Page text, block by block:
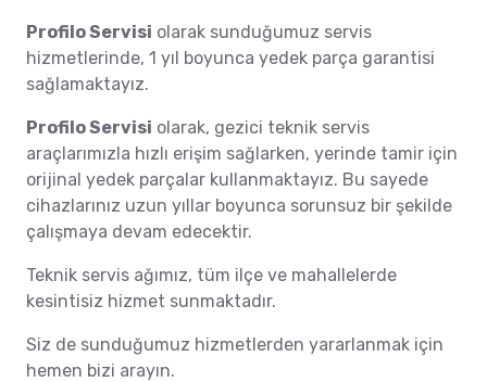
Profilo Servisi olarak sunduğumuz servis
hizmetlerinde, 1 yıl boyunca yedek parça garantisi
sağlamaktayız.
Profilo Servisi olarak, gezici teknik servis
araçlarımızla hızlı erişim sağlarken, yerinde tamir için
orijinal yedek parçalar kullanmaktayız. Bu sayede
cihazlarınız uzun yıllar boyunca sorunsuz bir şekilde
çalışmaya devam edecektir.
Teknik servis ağımız, tüm ilçe ve mahallelerde
kesintisiz hizmet sunmaktadır.
Siz de sunduğumuz hizmetlerden yararlanmak için
hemen bizi arayın.